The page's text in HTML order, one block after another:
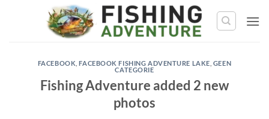
FACEBOOK ,FACEBOOK FISHING ADVENTURE LAKE GEEN
CATEGORIE
Fishing Adventure added 2 new
photos